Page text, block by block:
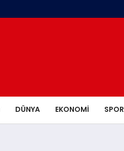
DÜNYA EKONOMI SPOR